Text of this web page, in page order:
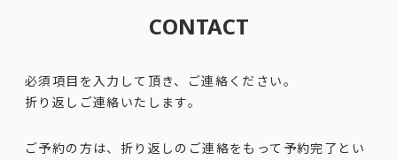
CONTACT
必須項目を入力して頂き、ご連絡ください。
折り返しご連絡いたします。
ご予約の方は、折り返しのご連絡をもって予約完了とい